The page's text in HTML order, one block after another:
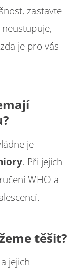
zastavte
je pro vás
je
. Při jejich
WHO a
těšit?
jejich